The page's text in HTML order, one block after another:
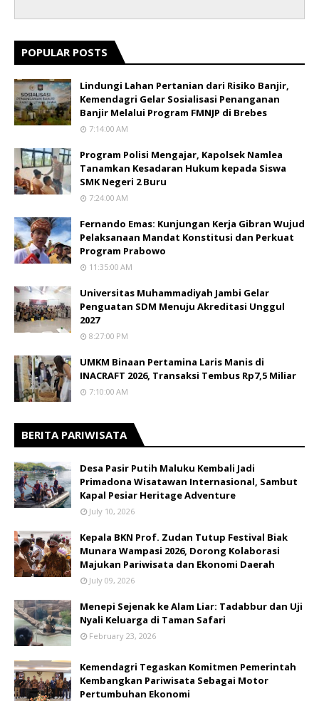
POPULAR POSTS
Lindungi Lahan Pertanian dari Risiko Banjir,
Kemendagri Gelar Sosialisasi Penanganan
Banjir Melalui Program FMNJP di Brebes
7:14:00 AM
Program Polisi Mengajar, Kapolsek Namlea
Tanamkan Kesadaran Hukum kepada Siswa
SMK Negeri 2 Buru
7:24:00 AM
Fernando Emas: Kunjungan Kerja Gibran Wujud
Pelaksanaan Mandat Konstitusi dan Perkuat
Program Prabowo
11:35:00 AM
Universitas Muhammadiyah Jambi Gelar
Penguatan SDM Menuju Akreditasi Unggul
2027
8:27:00 PM
UMKM Binaan Pertamina Laris Manis di
INACRAFT 2026, Transaksi Tembus Rp7,5 Miliar
7:10:00 AM
BERITA PARIWISATA
​Desa Pasir Putih Maluku Kembali Jadi
Primadona Wisatawan Internasional, Sambut
Kapal Pesiar Heritage Adventure
July 10, 2026
Kepala BKN Prof. Zudan Tutup Festival Biak
Munara Wampasi 2026, Dorong Kolaborasi
Majukan Pariwisata dan Ekonomi Daerah
July 09, 2026
Menepi Sejenak ke Alam Liar: Tadabbur dan Uji
Nyali Keluarga di Taman Safari
February 23, 2026
Kemendagri Tegaskan Komitmen Pemerintah
Kembangkan Pariwisata Sebagai Motor
Pertumbuhan Ekonomi